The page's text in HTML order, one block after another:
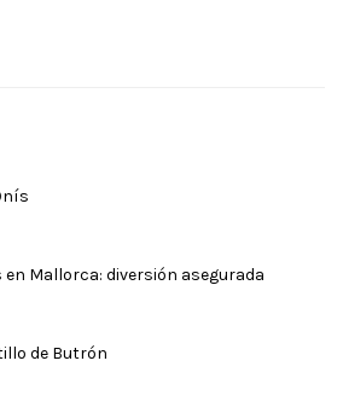
Mallorca: diversión asegurada
de Butrón